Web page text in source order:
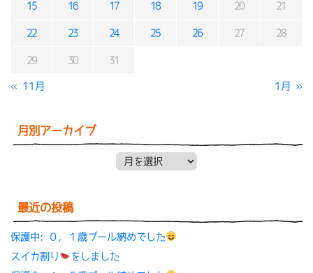
15 16 17 18 19 20 21
22 23 24 25 26 27 28
29 30 31
« 11月 1月 »
月別アーカイブ
最近の投稿
保護中: ０，１歳プール納めでした
スイカ割り
をしました